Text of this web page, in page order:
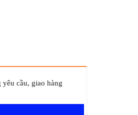
cầu, giao hàng